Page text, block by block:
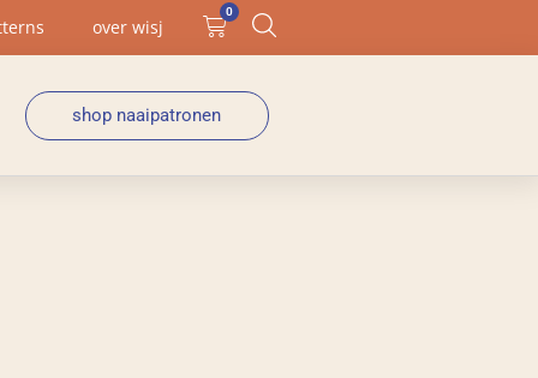
over wisj
0
shop naaipatronen